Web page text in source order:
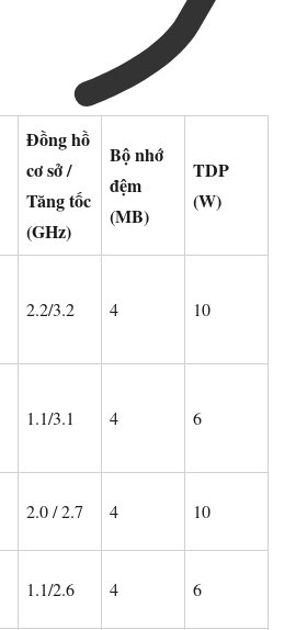
Đồng hồ
cơ sở /
Tăng tốc
(GHz)
Bộ nhớ
đệm
(MB)
TDP
(W)
2.2/3.2 4 10
1.1/3.1 4 6
2.0 / 2.7 4 10
1.1/2.6 4 6